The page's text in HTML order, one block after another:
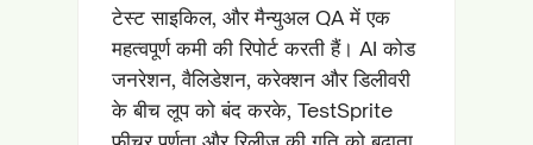
टेस्ट साइकिल, और मैन्युअल QA में एक
महत्वपूर्ण कमी की रिपोर्ट करती हैं। AI कोड
जनरेशन, वैलिडेशन, करेक्शन और डिलीवरी
के बीच लूप को बंद करके, TestSprite